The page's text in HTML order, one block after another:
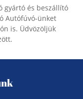
gyártó és beszállító
Autófúvó-ünket
is. Üdvözöljük